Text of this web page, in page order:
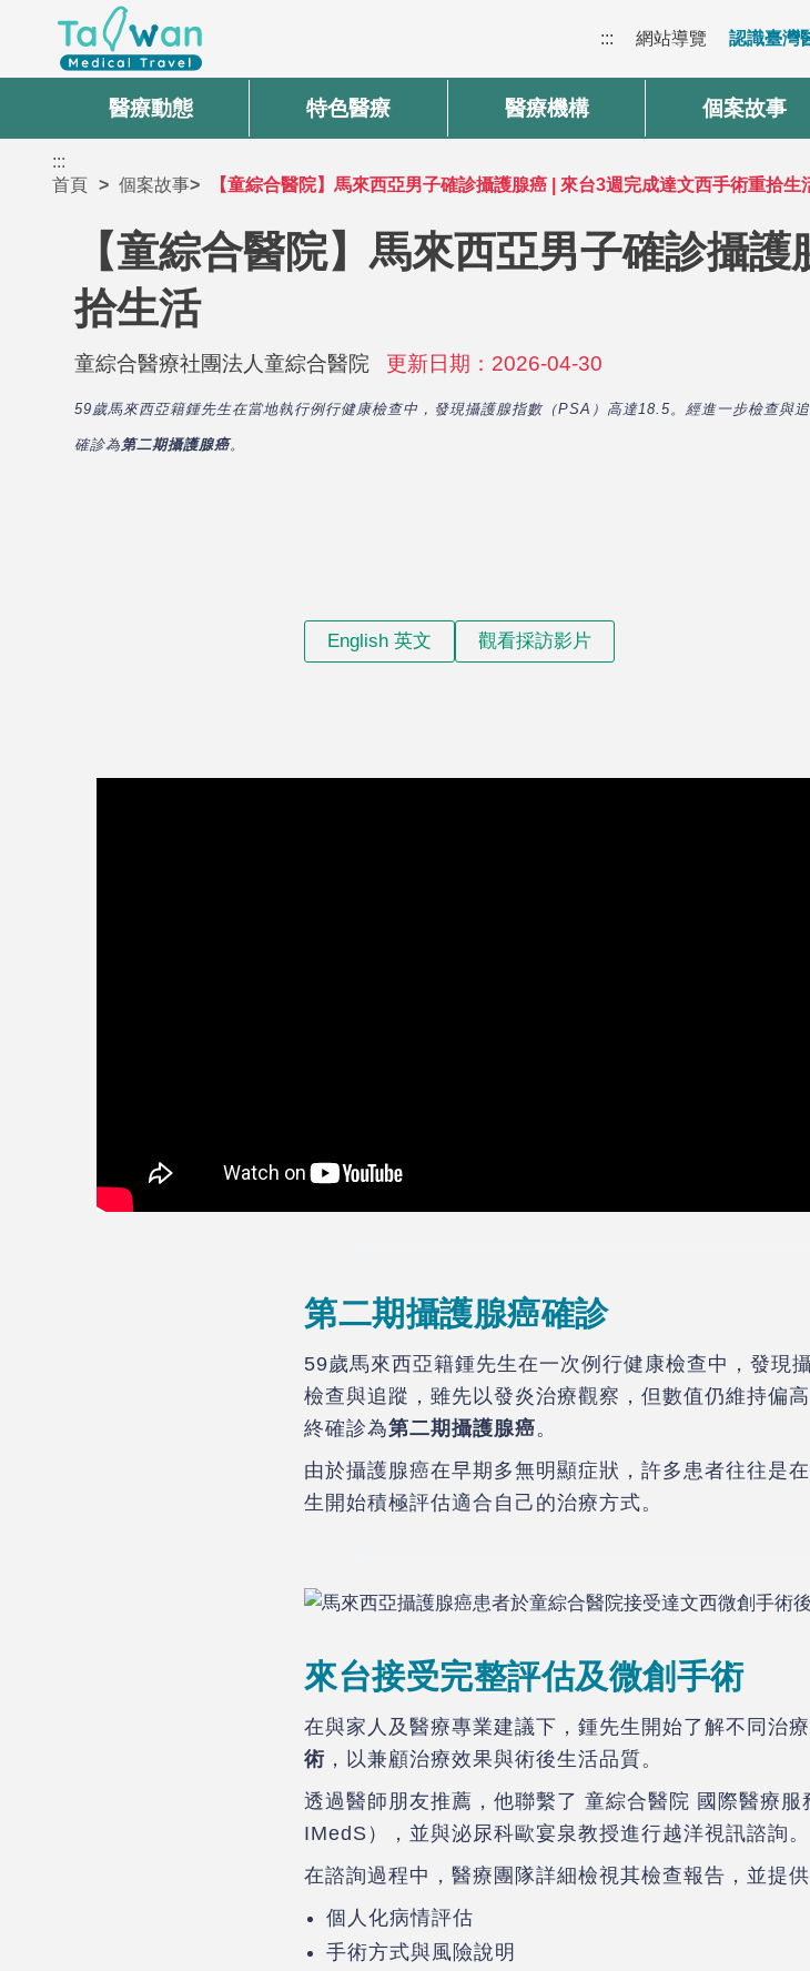
::: 網站導覽 認識臺灣
醫療動態 特色醫療 醫療機構 個案故事
:::
首頁
個案故事 【童綜合醫院】馬來西亞男子確診攝護腺癌 | 來台3週完成達文西手術重拾生
【童綜合醫院】馬來西亞男子確診攝
拾生活
童綜合醫療社團法人童綜合醫院 更新日期：2026-04-30
59歲馬來西亞籍鍾先生在當地執行例行健康檢查中，發現攝護腺指數（PSA）高達18.5。經進一步檢查
確診為 第二期攝護腺癌。
English 英文 觀看採訪影片
第二期攝護腺癌確診
59歲馬來西亞籍鍾先生在一次例行健康檢查中，發現
檢查與追蹤，雖先以發炎治療觀察，但數值仍維持偏
終確診為第二期攝護腺癌。
由於攝護腺癌在早期多無明顯症狀，許多患者往往是
生開始積極評估適合自己的治療方式。
來台接受完整評估及微創手術
在與家人及醫療專業建議下，鍾先生開始了解不同治
術 ，以兼顧治療效果與術後生活品質。
透過醫師朋友推薦，他聯繫了 童綜合醫院 國際醫療
IMedS），並與泌尿科歐宴泉教授進行越洋視訊諮詢。
在諮詢過程中，醫療團隊詳細檢視其檢查報告，並提供
個人化病情評估
手術方式與風險說明